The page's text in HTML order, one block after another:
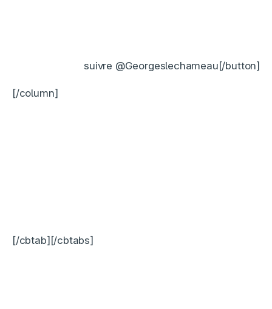
suivre @Georgeslechameau[/button]
[/column]
[/cbtab][/cbtabs]